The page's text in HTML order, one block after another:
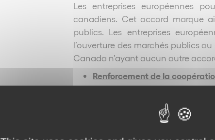
Les entreprises européennes
canadiens. Cet accord marque
publics. Les entreprises
l’ouverture des marchés publics
Canada n’ayant aucun autre
Renforcement de la
Le CETA prévoit la mise en
fonctionnera comme un
règlementaires de l’Union
conformité dans l’Union pourra